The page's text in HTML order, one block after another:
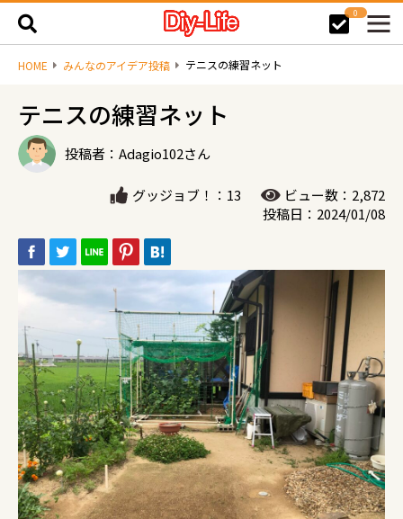
0
HOME みんなのアイデア投稿 テニスの練習ネット
テニスの練習ネット
投稿者：Adagio102さん
グッジョブ！：13
ビュー数：2,872
投稿日：2024/01/08